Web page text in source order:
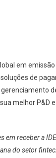
em
de
melhor P&D
em receber a
do setor